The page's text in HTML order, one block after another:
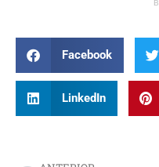
Facebook
LinkedIn